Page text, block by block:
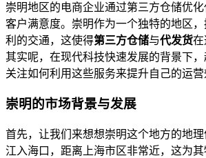
崇明地区的电商企业通过第三方仓储优
客户满意度。崇明作为一个独特的地区
利的交通，这使得第三方仓储与代发货在
其实呢，在现代科技快速发展的背景下
关注如何利用这些服务来提升自己的运营
崇明的市场背景与发展
首先，让我们来想想崇明这个地方的地
江入海口，距离上海市区非常近，这为